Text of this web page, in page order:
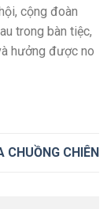
cộng đoàn
trong bàn tiệc,
hưởng được no
CHUỒNG CHIÊN